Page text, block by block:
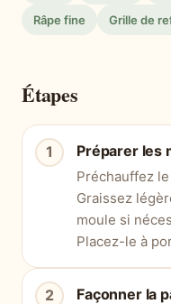
Râpe fine Grille de
Étapes
Préparer les
Préchauffez
Graissez
moule si
Placez-le à
Façonner la